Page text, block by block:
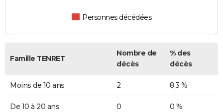
Personnes décédées
Famille TENRET
Nombre de
décès
% des
décès
Moins de 10 ans 2 8,3 %
De 10 à 20 ans 0 0 %